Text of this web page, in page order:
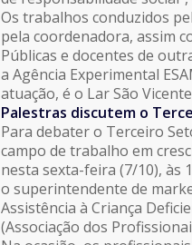
Os trabalhos conduzidos
pela coordenadora, assim
Públicas e docentes de
a Agência Experimental
atuação, é o Lar São
Palestras discutem o
Para debater o Terceiro
campo de trabalho em
nesta sexta-feira (7/10), às
o superintendente de
Assistência à Criança
(Associação dos